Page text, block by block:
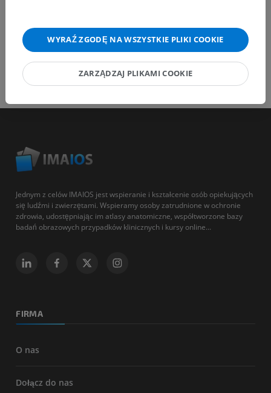
Jednym z celów IMAIOS jest wspieranie i kształcenie osób opiekujących
się ludźmi i zwierzętami. Wspieramy osoby zatrudnione w ochronie
zdrowia, udostępniając im atlasy anatomiczne, współtworzone bazy
badań obrazowych przypadków klinicznych i kursy online...
FIRMA
O nas
Dołącz do nas
WYRAŹ ZGODĘ NA WSZYSTKIE PLIKI COOKIE
ZARZĄDZAJ PLIKAMI COOKIE